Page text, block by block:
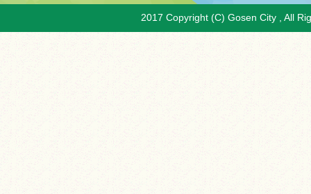
2017 Copyright (C) Gosen City , All